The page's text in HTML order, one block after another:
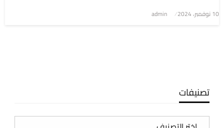
نُشر
10 نوفمبر، 2024 admin
تصنيفات
تصنيفات